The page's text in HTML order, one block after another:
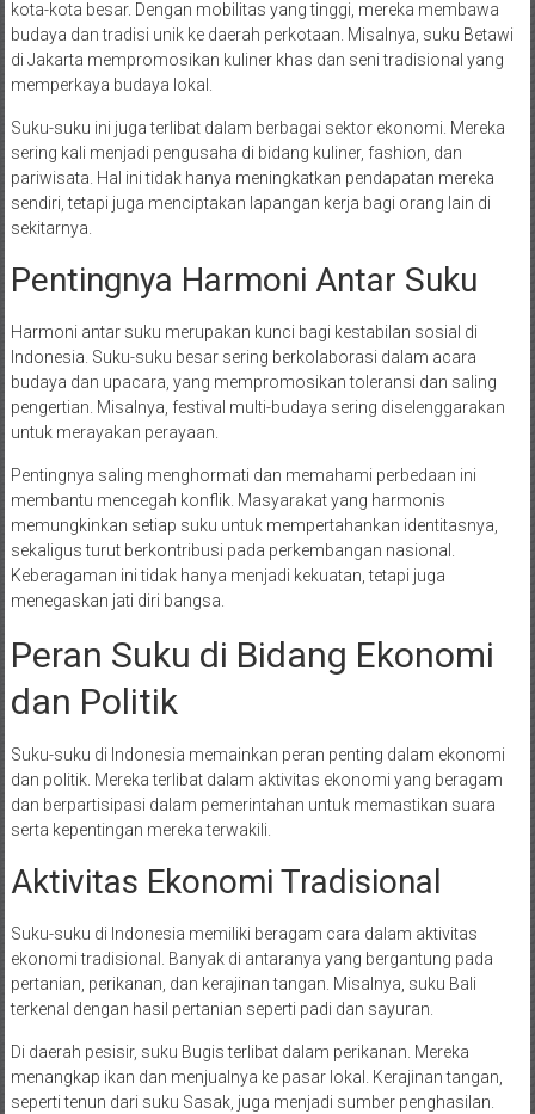
kota-kota besar. Dengan mobilitas yang tinggi, mereka membawa
budaya dan tradisi unik ke daerah perkotaan. Misalnya, suku Betawi
di Jakarta mempromosikan kuliner khas dan seni tradisional yang
memperkaya budaya lokal.
Suku-suku ini juga terlibat dalam berbagai sektor ekonomi. Mereka
sering kali menjadi pengusaha di bidang kuliner, fashion, dan
pariwisata. Hal ini tidak hanya meningkatkan pendapatan mereka
sendiri, tetapi juga menciptakan lapangan kerja bagi orang lain di
sekitarnya.
Pentingnya Harmoni Antar Suku
Harmoni antar suku merupakan kunci bagi kestabilan sosial di
Indonesia. Suku-suku besar sering berkolaborasi dalam acara
budaya dan upacara, yang mempromosikan toleransi dan saling
pengertian. Misalnya, festival multi-budaya sering diselenggarakan
untuk merayakan perayaan.
Pentingnya saling menghormati dan memahami perbedaan ini
membantu mencegah konflik. Masyarakat yang harmonis
memungkinkan setiap suku untuk mempertahankan identitasnya,
sekaligus turut berkontribusi pada perkembangan nasional.
Keberagaman ini tidak hanya menjadi kekuatan, tetapi juga
menegaskan jati diri bangsa.
Peran Suku di Bidang Ekonomi
dan Politik
Suku-suku di Indonesia memainkan peran penting dalam ekonomi
dan politik. Mereka terlibat dalam aktivitas ekonomi yang beragam
dan berpartisipasi dalam pemerintahan untuk memastikan suara
serta kepentingan mereka terwakili.
Aktivitas Ekonomi Tradisional
Suku-suku di Indonesia memiliki beragam cara dalam aktivitas
ekonomi tradisional. Banyak di antaranya yang bergantung pada
pertanian, perikanan, dan kerajinan tangan. Misalnya, suku Bali
terkenal dengan hasil pertanian seperti padi dan sayuran.
Di daerah pesisir, suku Bugis terlibat dalam perikanan. Mereka
menangkap ikan dan menjualnya ke pasar lokal. Kerajinan tangan,
seperti tenun dari suku Sasak, juga menjadi sumber penghasilan.